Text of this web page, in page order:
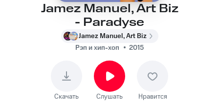
Jamez Manuel, Art Biz
- Paradyse
Jamez Manuel, Art Biz
Рэп и хип-хоп
2015
Скачать Слушать Нравится